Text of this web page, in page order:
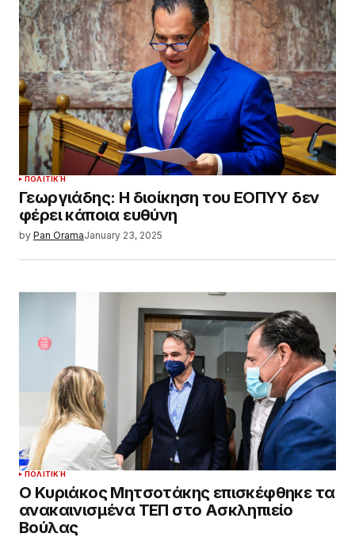
ΠΟΛΙΤΙΚΉ
Γεωργιάδης: Η διοίκηση του ΕΟΠΥΥ δεν
φέρει κάποια ευθύνη
by Pan OramaJanuary 23, 2025
ΠΟΛΙΤΙΚΉ
Ο Κυριάκος Μητσοτάκης επισκέφθηκε τα
ανακαινισμένα ΤΕΠ στο Ασκληπιείο
Βούλας